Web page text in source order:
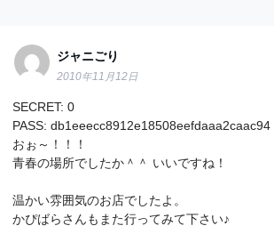
ジャニごり
2010年11月12日
SECRET: 0
PASS: db1eeecc8912e18508eefdaaa2caac94
おぉ～！！！
青春の場所でしたか＾＾ いいですね！
温かい雰囲気のお店でしたよ。
かぴばらさんもまた行ってみて下さい♪